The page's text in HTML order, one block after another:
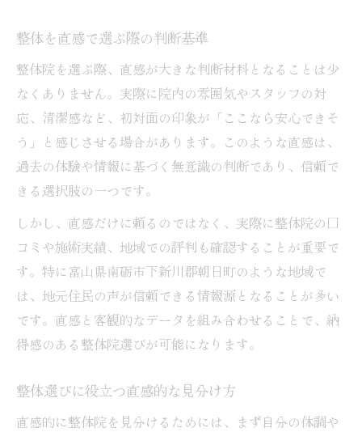
整体を直感で選ぶ際の判断基準
整体院を選ぶ際、直感が大きな判断材料となることは少
なくありません。実際に院内の雰囲気やスタッフの対
応、清潔感など、初対面の印象が「ここなら安心できそ
う」と感じさせる場合があります。このような直感は、
過去の体験や情報に基づく無意識の判断であり、信頼で
きる選択肢の一つです。
しかし、直感だけに頼るのではなく、実際に整体院の口
コミや施術実績、地域での評判も確認することが重要で
す。特に富山県南砺市下新川郡朝日町のような地域で
は、地元住民の声が信頼できる情報源となることが多い
です。直感と客観的なデータを組み合わせることで、納
得感のある整体院選びが可能になります。
整体選びに役立つ直感的な見分け方
直感的に整体院を見分けるためには、まず自分の体調や